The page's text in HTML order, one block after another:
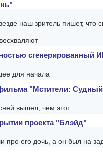
наш зритель пишет, что
сгенерированный
для начала
"Мстители:
вышел, чем этот
проекта "Блэйд"
про его дочь, а он был на